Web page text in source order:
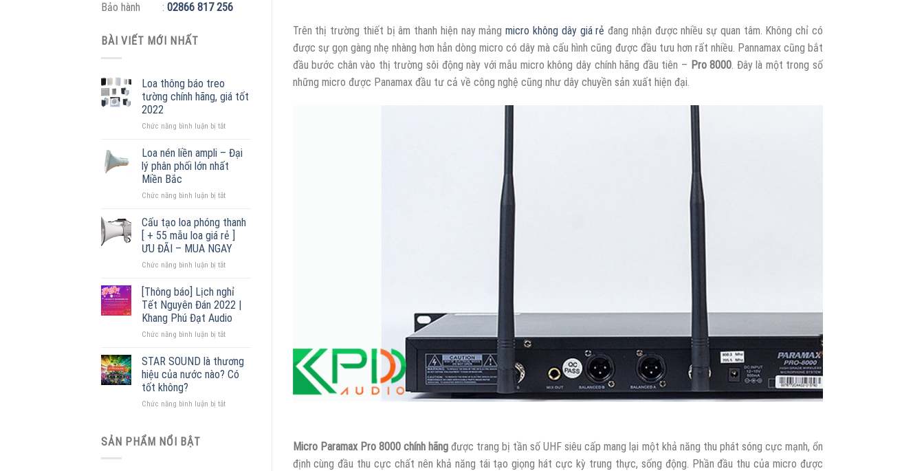
Bảo hành : 02866 817 256
BÀI VIẾT MỚI NHẤT
Loa thông báo treo
tường chính hãng, giá tốt
2022
Chức năng bình luận bị tắtở
thông
báo
treo
chính
giá
tốt
2022
Loa nén liền ampli – Đại
lý phân phối lớn nhất
Miền Bắc
Chức năng bình luận bị tắtở
nén
liền
ampli
–
Đại
phân
phối
lớn
nhất
Miền
Cấu tạo loa phóng thanh
[ + 55 mẫu loa giá rẻ ]
ƯU ĐÃI – MUA NGAY
Chức năng bình luận bị tắtở
tạo
loa
phóng
thanh
[
55
mẫu
loa
rẻ
[Thông báo] Lịch nghỉ
Tết Nguyên Đán 2022 |
Khang Phú Đạt Audio
Chức năng bình luận bị tắtở
báo]
Lịch
nghỉ
Nguyên
STAR SOUND là thương
hiệu của nước nào? Có
tốt không?
Chức năng bình luận bị tắtở
SẢN PHẨM NỔI BẬT
Trên thị trường thiết bị âm thanh hiện nay mảngmicro không dây giá rẻ đang nhận được nhiều sự quan tâm. Không chỉ có
được sự gọn gàng nhẹ nhàng hơn hẳn dòng micro có dây mà cấu hình cũng được đầu tưu hơn rất nhiều. Pannamax cũng bắt
đầu bước chân vào thị trường sôi động này với mẫu micro không dây chính hãng đầu tiên – Pro 8000. Đây là một trong số
những micro được Panamax đầu tư cả về công nghệ cũng như dây chuyền sản xuất hiện đại.
Micro Paramax Pro 8000 chính hãngđược trang bị tần số UHF siêu cấp mang lại một khả năng thu phát sóng cực mạnh, ổn
định cùng đầu thu cực chất nên khả năng tái tạo giọng hát cực kỳ trung thực, sống động. Phần đầu thu của micro được